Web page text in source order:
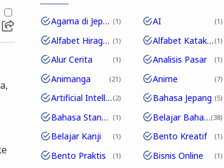
Agama di Jepang 1 AI 1
Alfabet Hiragana 1 Alfabet Katakana 1
Alur Cerita 1 Analisis Pasar 1
Animanga 21 Anime 7
Artificial Intelligence 2 Bahasa Jepang 5
Bahasa Standar 1 Belajar Bahasa Jepang 38
Belajar Kanji 1 Bento Kreatif 1
Bento Praktis 1 Bisnis Online 1